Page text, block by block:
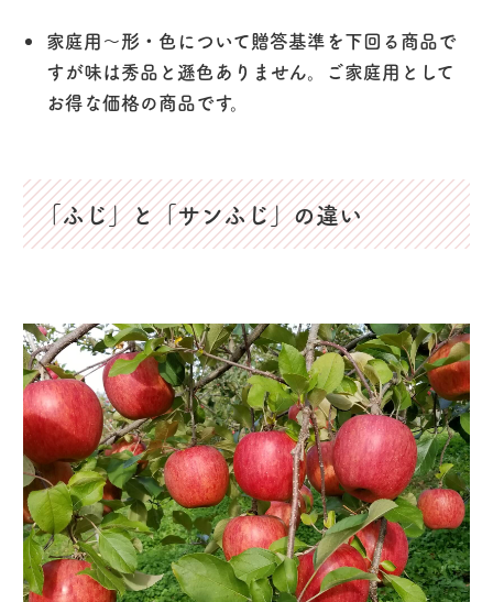
家庭用〜形・色について贈答基準を下回る商品で
すが味は秀品と遜色ありません。ご家庭用として
お得な価格の商品です。
「ふじ」と「サンふじ」の違い